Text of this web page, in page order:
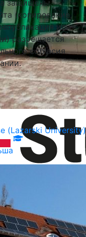
(Lazarski University)
защищены.
(копирование,
или
разрешается
согласия